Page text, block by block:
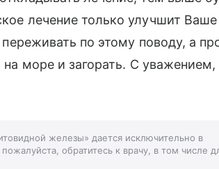
лечение только улучшит Ваше
по этому поводу, а
на море и загорать. С уважением,
железы» дается исключительно в
обратитесь к врачу, в том числе